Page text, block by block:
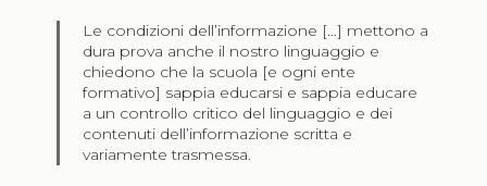
Le condizioni dell’informazione […] mettono a
dura prova anche il nostro linguaggio e
chiedono che la scuola [e ogni ente
formativo] sappia educarsi e sappia educare
a un controllo critico del linguaggio e dei
contenuti dell’informazione scritta e
variamente trasmessa.